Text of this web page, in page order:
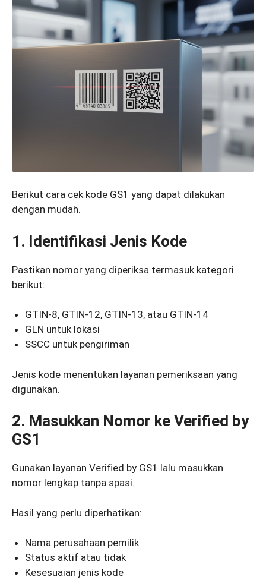
Berikut cara cek kode GS1 yang dapat dilakukan
dengan mudah.
1. Identifikasi Jenis Kode
Pastikan nomor yang diperiksa termasuk kategori
berikut:
GTIN-8, GTIN-12, GTIN-13, atau GTIN-14
GLN untuk lokasi
SSCC untuk pengiriman
Jenis kode menentukan layanan pemeriksaan yang
digunakan.
2. Masukkan Nomor ke Verified by
GS1
Gunakan layanan Verified by GS1 lalu masukkan
nomor lengkap tanpa spasi.
Hasil yang perlu diperhatikan:
Nama perusahaan pemilik
Status aktif atau tidak
Kesesuaian jenis kode